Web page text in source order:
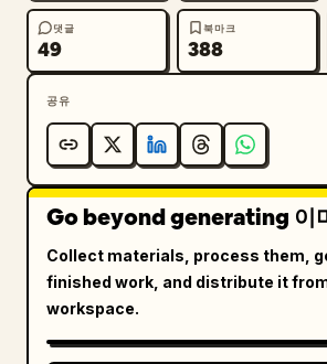
댓글
49
북마크
388
공유
Go beyond generating 이
Collect materials, process them,
finished work, and distribute it
workspace.